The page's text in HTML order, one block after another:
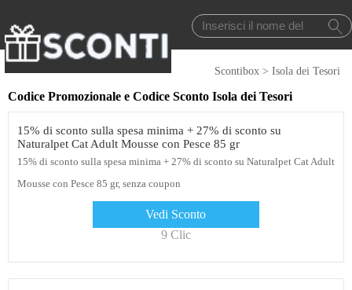
Scontibox > Isola dei Tesori
Codice Promozionale e Codice Sconto Isola dei Tesori
15% di sconto sulla spesa minima + 27% di sconto su
Naturalpet Cat Adult Mousse con Pesce 85 gr
15% di sconto sulla spesa minima + 27% di sconto su Naturalpet Cat Adult
Mousse con Pesce 85 gr, senza coupon
Vedi Sconto
9 Clic